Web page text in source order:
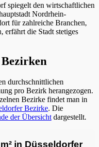
spiegelt den wirtschaftlichen
Nordrhein-
für zahlreiche Branchen,
erfährt die Stadt stetiges
durchschnittlichen
pro Bezirk herangezogen.
Bezirke findet man in
Bezirke. Die
der Übersicht dargestellt.
in Düsseldorfer